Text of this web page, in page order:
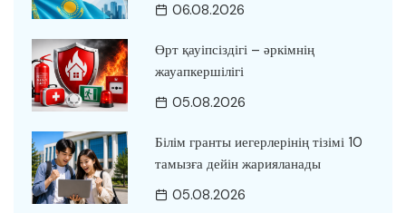
06.08.2026
Өрт қауіпсіздігі – әркімнің
жауапкершілігі
05.08.2026
Білім гранты иегерлерінің тізімі 10
тамызға дейін жарияланады
05.08.2026